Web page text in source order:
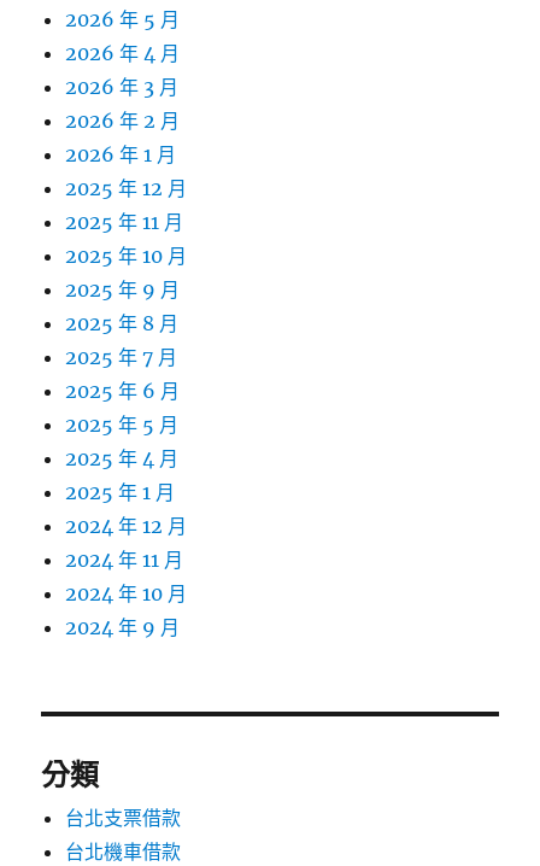
2026 年 5 月
2026 年 4 月
2026 年 3 月
2026 年 2 月
2026 年 1 月
2025 年 12 月
2025 年 11 月
2025 年 10 月
2025 年 9 月
2025 年 8 月
2025 年 7 月
2025 年 6 月
2025 年 5 月
2025 年 4 月
2025 年 1 月
2024 年 12 月
2024 年 11 月
2024 年 10 月
2024 年 9 月
分類
台北支票借款
台北機車借款